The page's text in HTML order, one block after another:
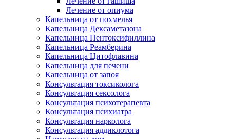
Лечение от опиума
Капельница от похмелья
Капельница Дексаметазона
Капельница Пентоксифиллина
Капельница Реамберина
Капельница Цитофлавина
Капельница для печени
Капельница от запоя
Консультация токсиколога
Консультация сексолога
Консультация психотерапевта
Консультация психиатра
Консультация нарколога
Консультация аддиклотога